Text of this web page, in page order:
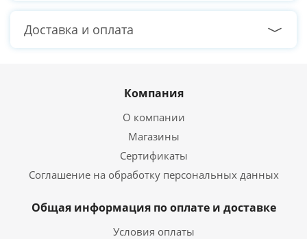
Доставка и оплата
Компания
О компании
Магазины
Сертификаты
Соглашение на обработку персональных данных
Общая информация по оплате и доставке
Условия оплаты